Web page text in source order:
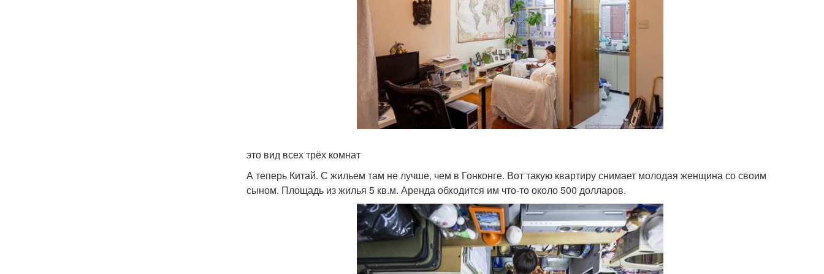
это вид всех трёх комнат
А теперь Китай. С жильем там не лучше, чем в Гонконге. Вот такую квартиру снимает молодая женщина со своим
сыном. Площадь из жилья 5 кв.м. Аренда обходится им что-то около 500 долларов.